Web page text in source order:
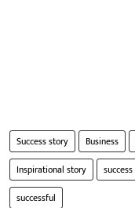
Success story Business
Inspirational story
success
successful